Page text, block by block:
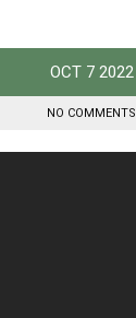
OCT 7 2022
NO COMMENTS